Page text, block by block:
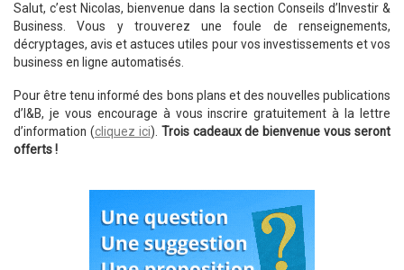
Salut, c’est Nicolas, bienvenue dans la section Conseils d’Investir &
Business. Vous y trouverez une foule de renseignements,
décryptages, avis et astuces utiles pour vos investissements et vos
business en ligne automatisés.
Pour être tenu informé des bons plans et des nouvelles publications
d’I&B, je vous encourage à vous inscrire gratuitement à la lettre
d’information (cliquez ici). Trois cadeaux de bienvenue vous seront
offerts !